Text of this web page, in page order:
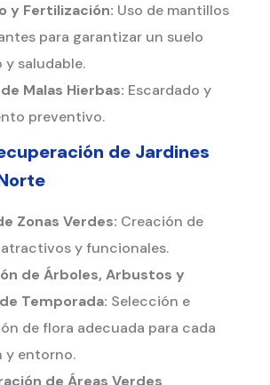
y Fertilización: Uso de mantillos
para garantizar un suelo
saludable.
Malas Hierbas: Escardado y
preventivo.
de Jardines
Zonas Verdes: Creación de
atractivos y funcionales.
de Árboles, Arbustos y
Temporada: Selección e
de flora adecuada para cada
y entorno.
de Áreas Verdes